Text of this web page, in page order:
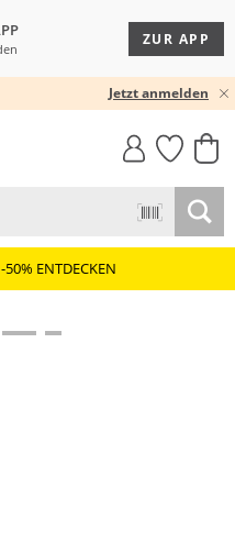
ZUR APP
Jetzt anmelden
MUST-HAVE
50% ENTDECKEN